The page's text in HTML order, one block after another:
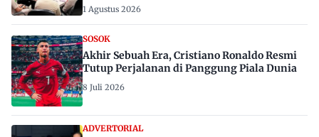
1 Agustus 2026
SOSOK
Akhir Sebuah Era, Cristiano Ronaldo Resmi
Tutup Perjalanan di Panggung Piala Dunia
8 Juli 2026
ADVERTORIAL